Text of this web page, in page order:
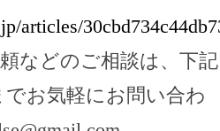
articles/
などのご相談は、下記
お気軽にお問い合わ